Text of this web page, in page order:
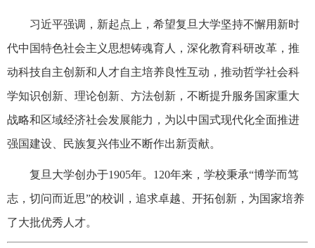
习近平强调，新起点上，希望复旦大学坚持不懈用新时
代中国特色社会主义思想铸魂育人，深化教育科研改革，推
动科技自主创新和人才自主培养良性互动，推动哲学社会科
学知识创新、理论创新、方法创新，不断提升服务国家重大
战略和区域经济社会发展能力，为以中国式现代化全面推进
强国建设、民族复兴伟业不断作出新贡献。
复旦大学创办于1905年。120年来，学校秉承“博学而笃
志，切问而近思”的校训，追求卓越、开拓创新，为国家培养
了大批优秀人才。